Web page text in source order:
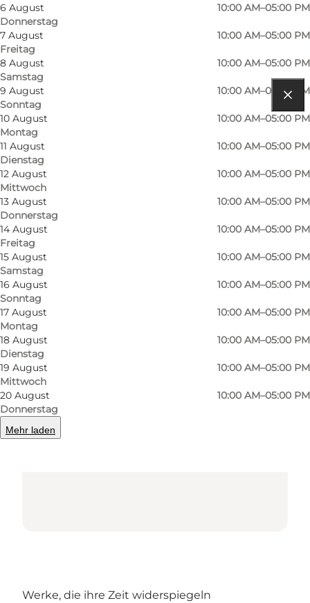
6 August
Donnerstag
10:00 AM–05:00 PM
7 August
Freitag
10:00 AM–05:00 PM
8 August
Samstag
10:00 AM–05:00 PM
9 August
Sonntag
10:00 AM–05:00 PM
10 August
Montag
10:00 AM–05:00 PM
11 August
Dienstag
10:00 AM–05:00 PM
12 August
Mittwoch
10:00 AM–05:00 PM
13 August
Donnerstag
10:00 AM–05:00 PM
14 August
Freitag
10:00 AM–05:00 PM
15 August
Samstag
10:00 AM–05:00 PM
16 August
Sonntag
10:00 AM–05:00 PM
17 August
Montag
10:00 AM–05:00 PM
18 August
Dienstag
10:00 AM–05:00 PM
19 August
Mittwoch
10:00 AM–05:00 PM
20 August
Donnerstag
10:00 AM–05:00 PM
Mehr laden
Route anzeigen
Frederiksborg Slot 10
3400 Hillerød
Route anzeigen
Werke, die ihre Zeit widerspiegeln